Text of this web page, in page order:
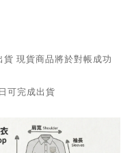
現貨商品將於對帳成功
可完成出貨